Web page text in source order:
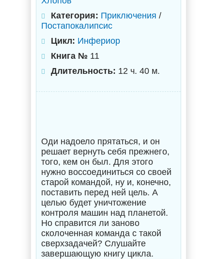
Категория: Приключения /
Постапокалипсис
Цикл: Инфериор
Книга № 11
Длительность: 12 ч. 40 м.
Оди надоело прятаться, и он
решает вернуть себя прежнего,
того, кем он был. Для этого
нужно воссоединиться со своей
старой командой, ну и, конечно,
поставить перед ней цель. А
целью будет уничтожение
контроля машин над планетой.
Но справится ли заново
сколоченная команда с такой
сверхзадачей? Слушайте
завершающую книгу цикла.